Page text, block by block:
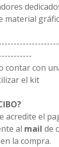
material
contar con
el kit
acredite el
al mail de
la compra.